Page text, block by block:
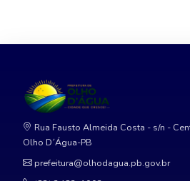
Rua Fausto Almeida Costa - s/n -
Olho D´Água-PB
prefeitura@olhodagua.pb.gov.br